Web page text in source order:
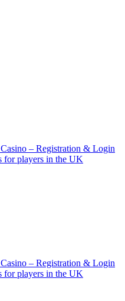
– Registration & Login
for players in the UK
– Registration & Login
for players in the UK